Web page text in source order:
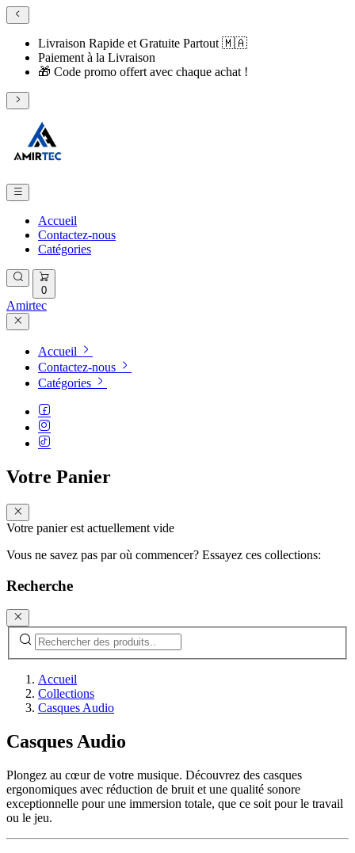
Livraison Rapide et Gratuite Partout 🇲🇦
​Paiement à la Livraison
​🎁 Code promo offert avec chaque achat !
Accueil
Contactez-nous
Catégories
0
Amirtec
Accueil
Contactez-nous
Catégories
Votre Panier
Votre panier est actuellement vide
Vous ne savez pas par où commencer? Essayez ces collections:
Recherche
Accueil
Collections
Casques Audio
Casques Audio
Plongez au cœur de votre musique. Découvrez des casques
ergonomiques avec réduction de bruit et une qualité sonore
exceptionnelle pour une immersion totale, que ce soit pour le travail
ou le jeu.